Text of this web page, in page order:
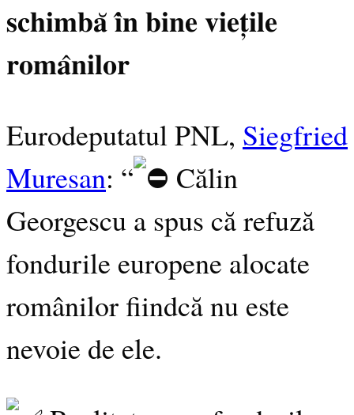
𝐬𝐜𝐡𝐢𝐦𝐛𝐚̆ 𝐢̂𝐧 𝐛𝐢𝐧𝐞 𝐯𝐢𝐞𝐭̦𝐢𝐥𝐞
𝐫𝐨𝐦𝐚̂𝐧𝐢𝐥𝐨𝐫
Eurodeputatul PNL, Siegfried
Muresan: “
Călin
Georgescu a spus că refuză
fondurile europene alocate
românilor fiindcă nu este
nevoie de ele.